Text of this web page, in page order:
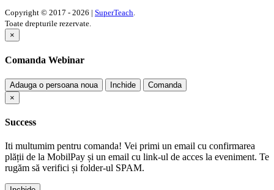
Copyright © 2017 - 2026 | SuperTeach.
Toate drepturile rezervate.
×
Comanda Webinar
Adauga o persoana noua Inchide
Comanda
×
Success
Iti multumim pentru comanda! Vei primi un email cu confirmarea
plății de la MobilPay și un email cu link-ul de acces la eveniment. Te
rugăm să verifici și folder-ul SPAM.